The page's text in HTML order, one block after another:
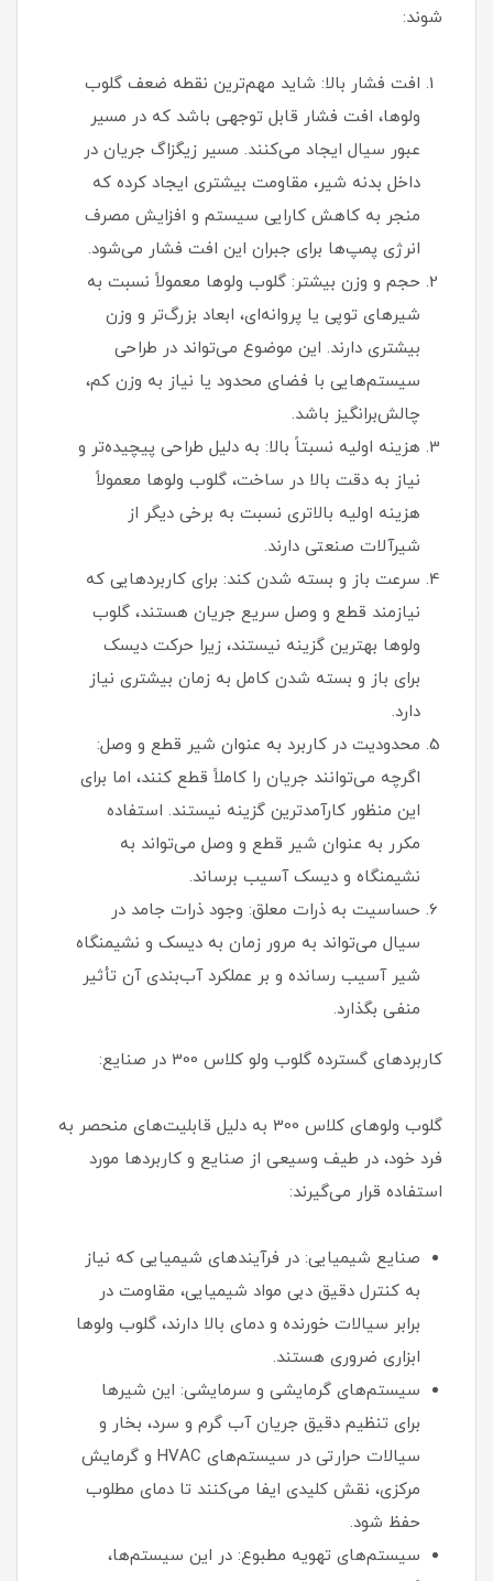
شوند:
افت فشار بالا: شاید مهم‌ترین نقطه ضعف گلوب
ولوها، افت فشار قابل توجهی باشد که در مسیر
عبور سیال ایجاد می‌کنند. مسیر زیگزاگ جریان در
داخل بدنه شیر، مقاومت بیشتری ایجاد کرده که
منجر به کاهش کارایی سیستم و افزایش مصرف
انرژی پمپ‌ها برای جبران این افت فشار می‌شود.
حجم و وزن بیشتر: گلوب ولوها معمولاً نسبت به
شیرهای توپی یا پروانه‌ای، ابعاد بزرگ‌تر و وزن
بیشتری دارند. این موضوع می‌تواند در طراحی
سیستم‌هایی با فضای محدود یا نیاز به وزن کم،
چالش‌برانگیز باشد.
هزینه اولیه نسبتاً بالا: به دلیل طراحی پیچیده‌تر و
نیاز به دقت بالا در ساخت، گلوب ولوها معمولاً
هزینه اولیه بالاتری نسبت به برخی دیگر از
شیرآلات صنعتی دارند.
سرعت باز و بسته شدن کند: برای کاربردهایی که
نیازمند قطع و وصل سریع جریان هستند، گلوب
ولوها بهترین گزینه نیستند، زیرا حرکت دیسک
برای باز و بسته شدن کامل به زمان بیشتری نیاز
دارد.
محدودیت در کاربرد به عنوان شیر قطع و وصل:
اگرچه می‌توانند جریان را کاملاً قطع کنند، اما برای
این منظور کارآمدترین گزینه نیستند. استفاده
مکرر به عنوان شیر قطع و وصل می‌تواند به
نشیمنگاه و دیسک آسیب برساند.
حساسیت به ذرات معلق: وجود ذرات جامد در
سیال می‌تواند به مرور زمان به دیسک و نشیمنگاه
شیر آسیب رسانده و بر عملکرد آب‌بندی آن تأثیر
منفی بگذارد.
کاربردهای گسترده گلوب ولو کلاس 300 در صنایع:
گلوب ولوهای کلاس 300 به دلیل قابلیت‌های منحصر به
فرد خود، در طیف وسیعی از صنایع و کاربردها مورد
استفاده قرار می‌گیرند:
صنایع شیمیایی: در فرآیندهای شیمیایی که نیاز
به کنترل دقیق دبی مواد شیمیایی، مقاومت در
برابر سیالات خورنده و دمای بالا دارند، گلوب ولوها
ابزاری ضروری هستند.
سیستم‌های گرمایشی و سرمایشی: این شیرها
برای تنظیم دقیق جریان آب گرم و سرد، بخار و
سیالات حرارتی در سیستم‌های HVAC و گرمایش
مرکزی، نقش کلیدی ایفا می‌کنند تا دمای مطلوب
حفظ شود.
سیستم‌های تهویه مطبوع: در این سیستم‌ها،